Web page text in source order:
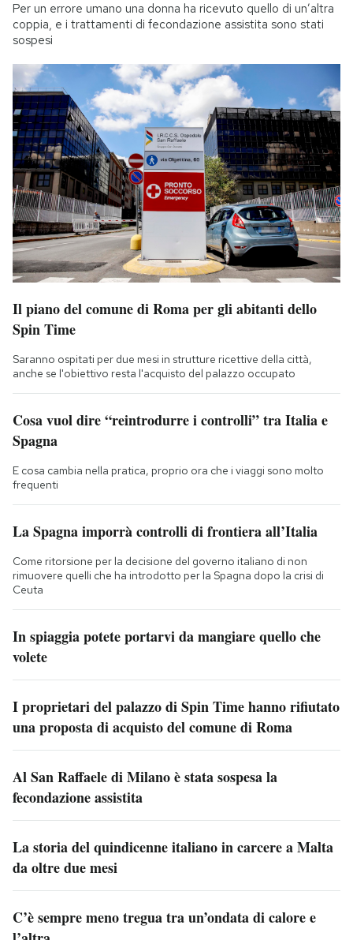
Per un errore umano una donna ha ricevuto quello di un’altra
coppia, e i trattamenti di fecondazione assistita sono stati
sospesi
Il piano del comune di Roma per gli abitanti dello
Spin Time
Saranno ospitati per due mesi in strutture ricettive della città,
anche se l'obiettivo resta l'acquisto del palazzo occupato
Cosa vuol dire “reintrodurre i controlli” tra Italia e
Spagna
E cosa cambia nella pratica, proprio ora che i viaggi sono molto
frequenti
La Spagna imporrà controlli di frontiera all’Italia
Come ritorsione per la decisione del governo italiano di non
rimuovere quelli che ha introdotto per la Spagna dopo la crisi di
Ceuta
In spiaggia potete portarvi da mangiare quello che
volete
I proprietari del palazzo di Spin Time hanno rifiutato
una proposta di acquisto del comune di Roma
Al San Raffaele di Milano è stata sospesa la
fecondazione assistita
La storia del quindicenne italiano in carcere a Malta
da oltre due mesi
C’è sempre meno tregua tra un’ondata di calore e